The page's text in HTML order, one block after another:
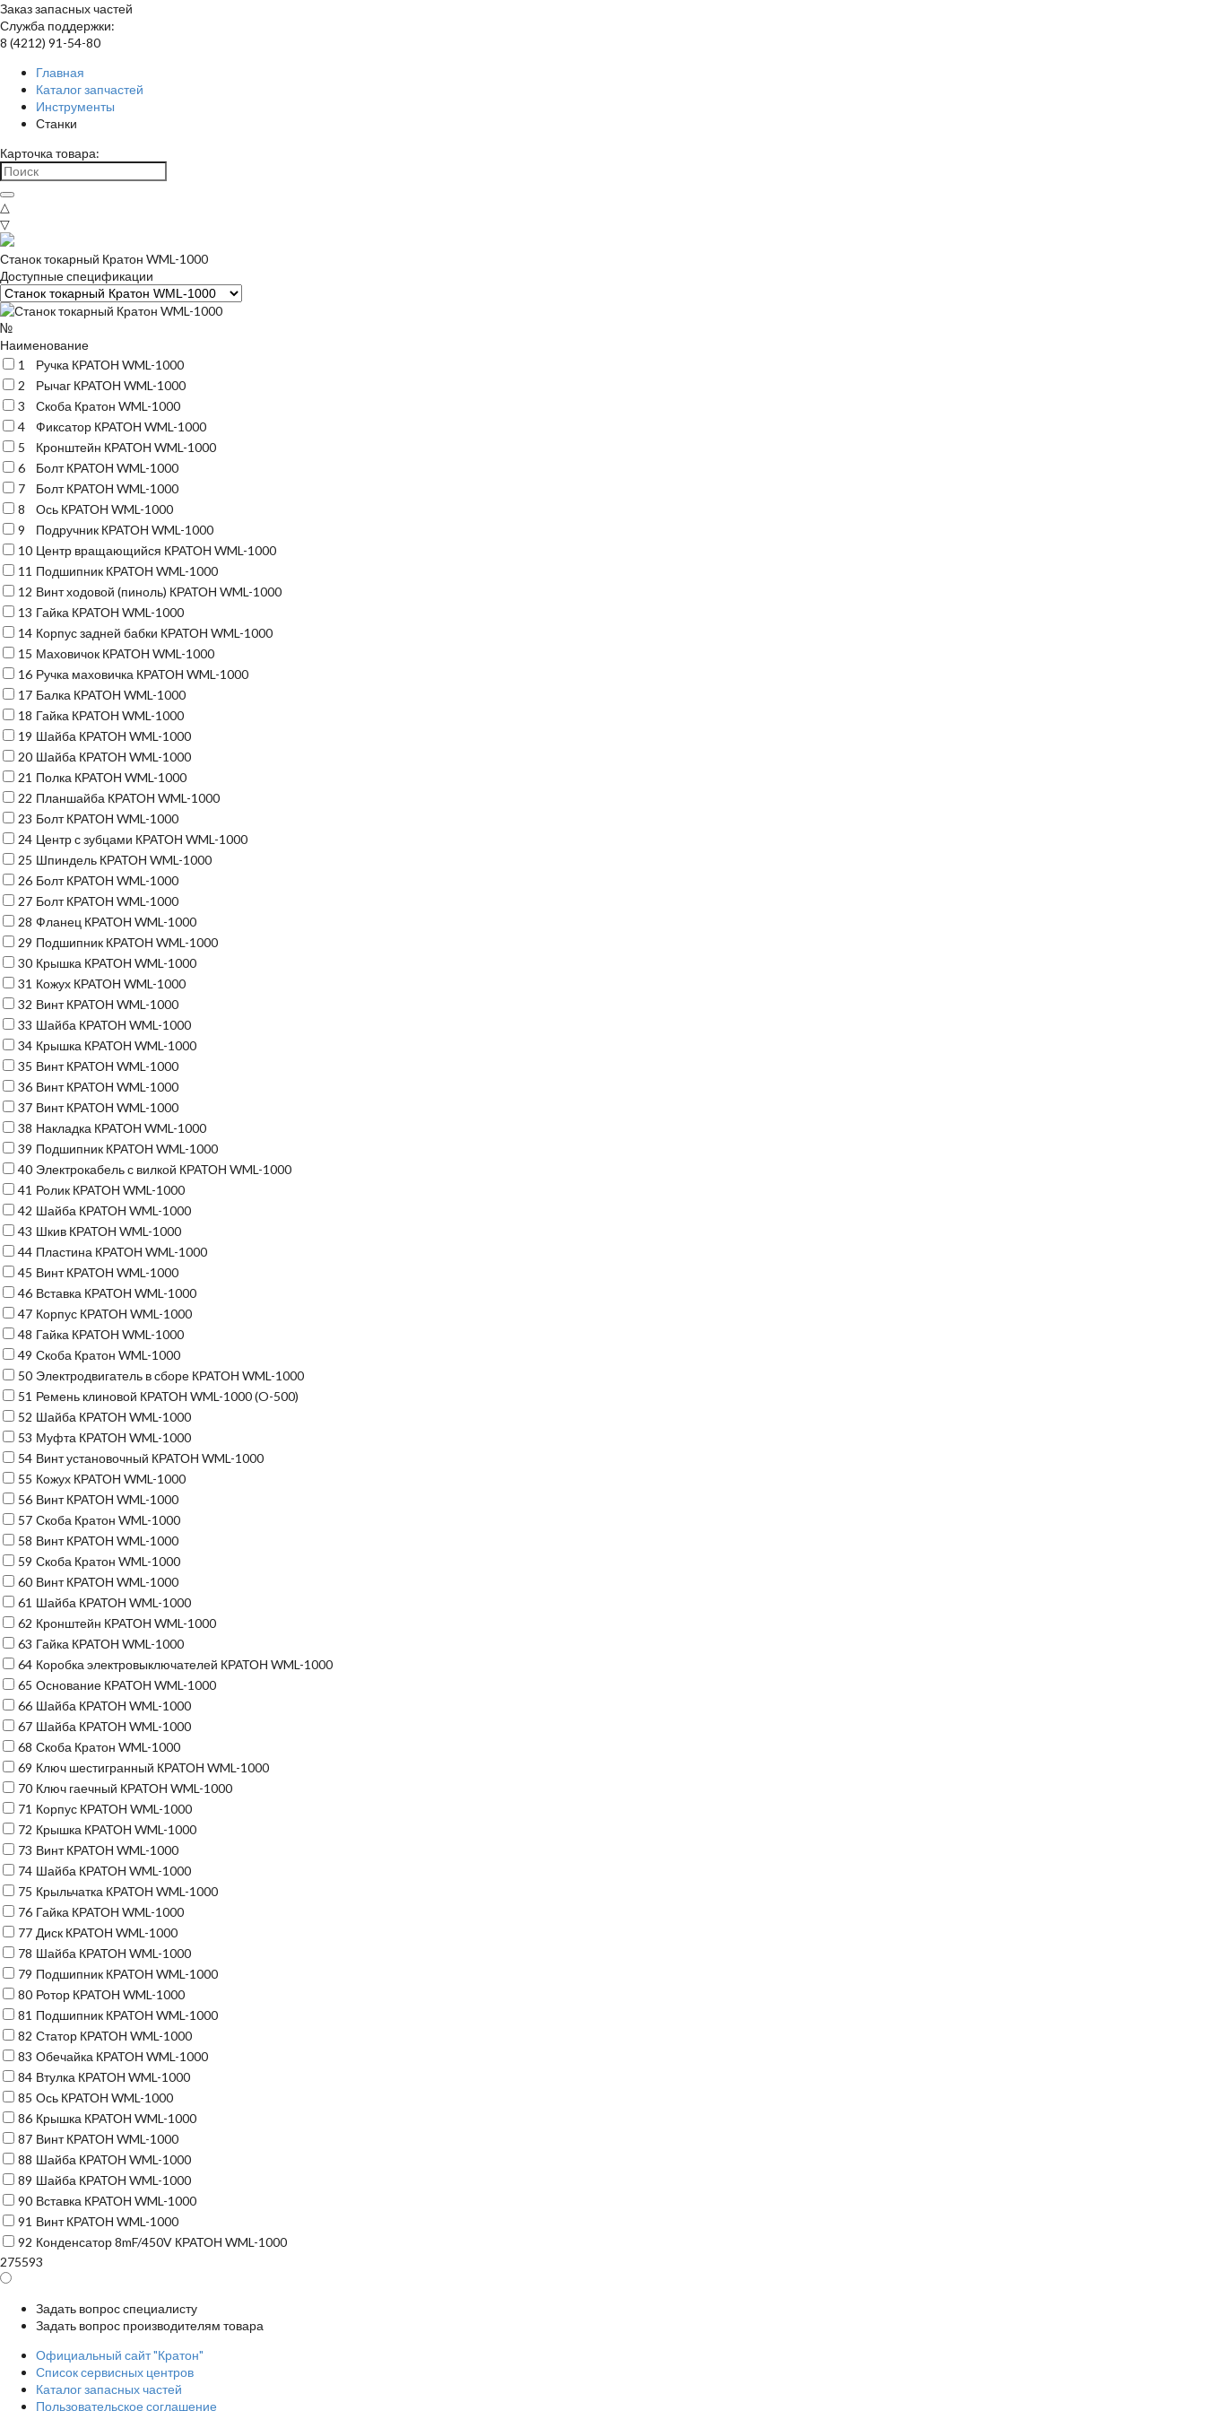
Заказ запасных частей
Служба поддержки:
8 (4212) 91-54-80
Главная
Каталог запчастей
Инструменты
Станки
Карточка товара:
△
▽
Станок токарный Кратон WML-1000
Доступные спецификации
№
Наименование
1
Ручка КРАТОН WML-1000
2
Рычаг КРАТОН WML-1000
3
Скоба Кратон WML-1000
4
Фиксатор КРАТОН WML-1000
5
Кронштейн КРАТОН WML-1000
6
Болт КРАТОН WML-1000
7
Болт КРАТОН WML-1000
8
Ось КРАТОН WML-1000
9
Подручник КРАТОН WML-1000
10 Центр вращающийся КРАТОН WML-1000
11 Подшипник КРАТОН WML-1000
12 Винт ходовой (пиноль) КРАТОН WML-1000
13 Гайка КРАТОН WML-1000
14 Корпус задней бабки КРАТОН WML-1000
15 Маховичок КРАТОН WML-1000
16 Ручка маховичка КРАТОН WML-1000
17 Балка КРАТОН WML-1000
18 Гайка КРАТОН WML-1000
19 Шайба КРАТОН WML-1000
20 Шайба КРАТОН WML-1000
21 Полка КРАТОН WML-1000
22 Планшайба КРАТОН WML-1000
23 Болт КРАТОН WML-1000
24 Центр с зубцами КРАТОН WML-1000
25 Шпиндель КРАТОН WML-1000
26 Болт КРАТОН WML-1000
27 Болт КРАТОН WML-1000
28 Фланец КРАТОН WML-1000
29 Подшипник КРАТОН WML-1000
30 Крышка КРАТОН WML-1000
31 Кожух КРАТОН WML-1000
32 Винт КРАТОН WML-1000
33 Шайба КРАТОН WML-1000
34 Крышка КРАТОН WML-1000
35 Винт КРАТОН WML-1000
36 Винт КРАТОН WML-1000
37 Винт КРАТОН WML-1000
38 Накладка КРАТОН WML-1000
39 Подшипник КРАТОН WML-1000
40 Электрокабель с вилкой КРАТОН WML-1000
41 Ролик КРАТОН WML-1000
42 Шайба КРАТОН WML-1000
43 Шкив КРАТОН WML-1000
44 Пластина КРАТОН WML-1000
45 Винт КРАТОН WML-1000
46 Вставка КРАТОН WML-1000
47 Корпус КРАТОН WML-1000
48 Гайка КРАТОН WML-1000
49 Скоба Кратон WML-1000
50 Электродвигатель в сборе КРАТОН WML-1000
51 Ремень клиновой КРАТОН WML-1000 (O-500)
52 Шайба КРАТОН WML-1000
53 Муфта КРАТОН WML-1000
54 Винт установочный КРАТОН WML-1000
55 Кожух КРАТОН WML-1000
56 Винт КРАТОН WML-1000
57 Скоба Кратон WML-1000
58 Винт КРАТОН WML-1000
59 Скоба Кратон WML-1000
60 Винт КРАТОН WML-1000
61 Шайба КРАТОН WML-1000
62 Кронштейн КРАТОН WML-1000
63 Гайка КРАТОН WML-1000
64 Коробка электровыключателей КРАТОН WML-1000
65 Основание КРАТОН WML-1000
66 Шайба КРАТОН WML-1000
67 Шайба КРАТОН WML-1000
68 Скоба Кратон WML-1000
69 Ключ шестигранный КРАТОН WML-1000
70 Ключ гаечный КРАТОН WML-1000
71 Корпус КРАТОН WML-1000
72 Крышка КРАТОН WML-1000
73 Винт КРАТОН WML-1000
74 Шайба КРАТОН WML-1000
75 Крыльчатка КРАТОН WML-1000
76 Гайка КРАТОН WML-1000
77 Диск КРАТОН WML-1000
78 Шайба КРАТОН WML-1000
79 Подшипник КРАТОН WML-1000
80 Ротор КРАТОН WML-1000
81 Подшипник КРАТОН WML-1000
82 Статор КРАТОН WML-1000
83 Обечайка КРАТОН WML-1000
84 Втулка КРАТОН WML-1000
85 Ось КРАТОН WML-1000
86 Крышка КРАТОН WML-1000
87 Винт КРАТОН WML-1000
88 Шайба КРАТОН WML-1000
89 Шайба КРАТОН WML-1000
90 Вставка КРАТОН WML-1000
91 Винт КРАТОН WML-1000
92 Конденсатор 8mF/450V КРАТОН WML-1000
275593
Задать вопрос специалисту
Задать вопрос производителям товара
Официальный сайт "Кратон"
Список сервисных центров
Каталог запасных частей
Пользовательское соглашение